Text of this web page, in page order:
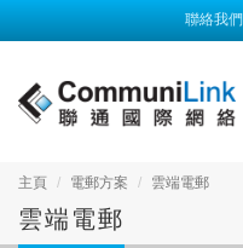
聯絡我們
主頁 電郵方案 雲端電郵
雲端電郵